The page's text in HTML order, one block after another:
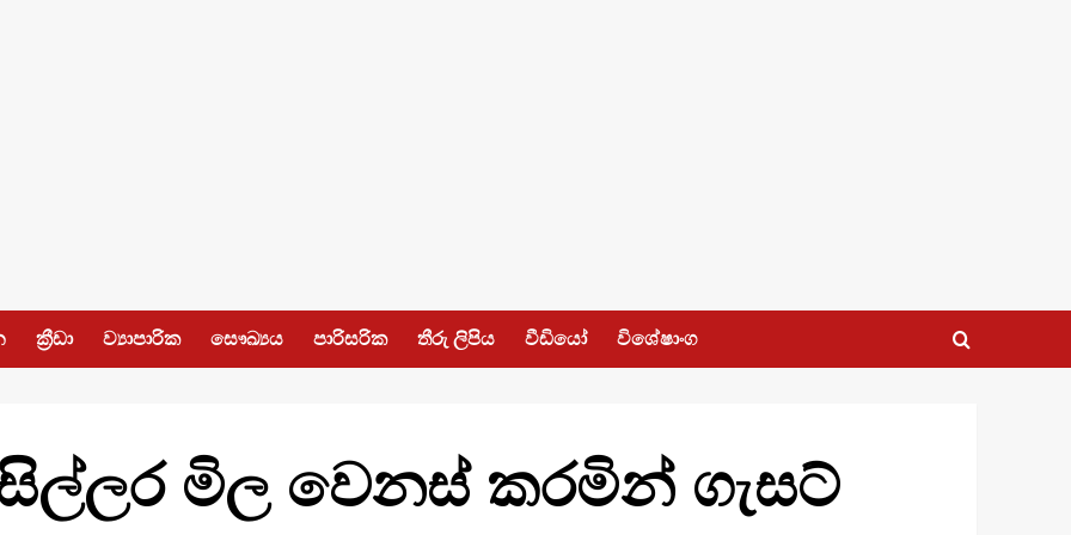
ක්‍රීඩා ව්‍යාපාරික සෞඛ්‍යය පාරිසරික තීරු ලිපිය වීඩියෝ විශේෂාංග
මිල වෙනස් කරමින් ගැසට්